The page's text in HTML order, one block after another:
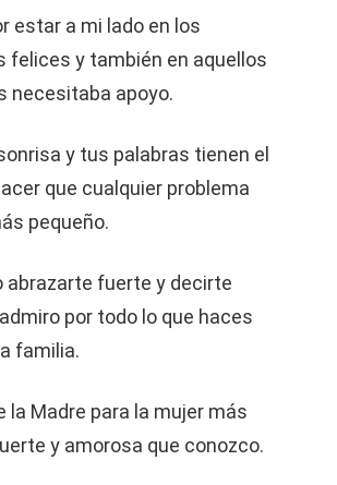
estar a mi lado en los
felices y también en aquellos
necesitaba apoyo.
y tus palabras tienen el
que cualquier problema
pequeño.
abrazarte fuerte y decirte
por todo lo que haces
familia.
la Madre para la mujer más
y amorosa que conozco.